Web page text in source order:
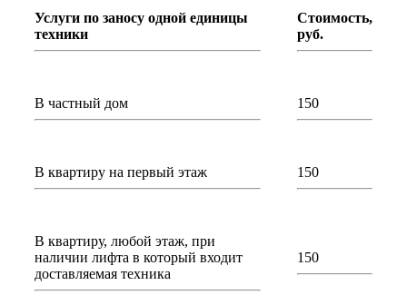
Услуги по заносу одной единицы
техники
Стоимость,
руб.
В частный дом 150
В квартиру на первый этаж 150
В квартиру, любой этаж, при
наличии лифта в который входит
доставляемая техника
150